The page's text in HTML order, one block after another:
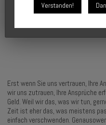
Erst wenn Sie uns vertrauen, Ihre
wir uns zutrauen, Ihre Ansprüche
Geld. Weil wir das, was wir tun,
Zeit ist eher das, was meistens
einfach verschwenden.
Verstanden!